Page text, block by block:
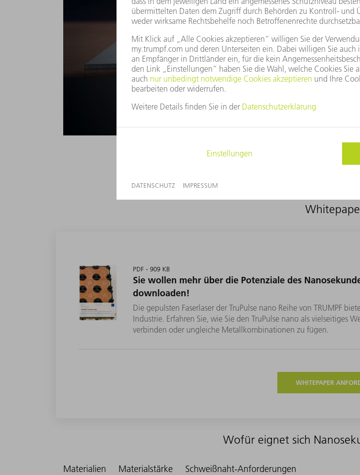
nur
PDF - 909 KB
Sie wollen mehr über die Potenziale des
downloaden!
Die gepulsten Faserlaser der TruPulse nano Reihe von TRUMPF
Industrie. Erfahren Sie, wie Sie den TruPulse nano als vielseitiges
verbinden oder ungleiche Metallkombinationen zu fügen.
WHITEPAPER
Wofür eignet sich
Materialien Materialstärke Schweißnaht-Anforderungen